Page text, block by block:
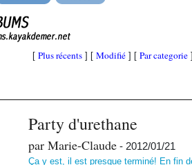
[ Plus récents ] [ Modifié ] [ Par categorie
Party d'urethane
par Marie-Claude - 2012/01/21
Ça y est, il est presque terminé! En fin